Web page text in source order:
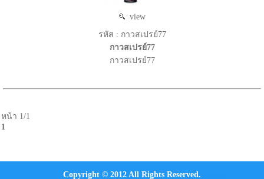
view
รหัส : กาวสเปรย์77
กาวสเปรย์77
กาวสเปรย์77
หน้า 1/1
1
Copyright © 2012 All Rights Reserved.